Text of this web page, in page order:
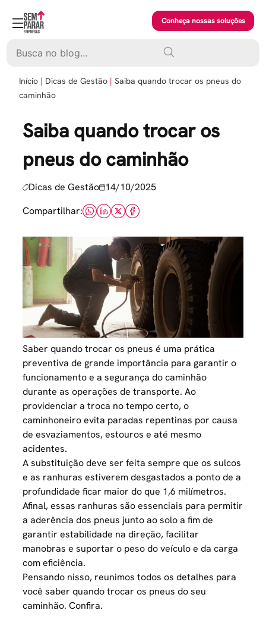
content
Conheça nossas soluções
Início Dicas de Gestão
Saiba quando trocar os pneus do
caminhão
Saiba quando trocar os
pneus do caminhão
Dicas de Gestão 14/10/2025
Compartilhar:
Saber quando trocar os pneus é uma prática
preventiva de grande importância para garantir o
funcionamento e a segurança do caminhão
durante as operações de transporte. Ao
providenciar a troca no tempo certo, o
caminhoneiroevita paradas repentinas por causa
de esvaziamentos, estouros e até mesmo
acidentes.
A substituição deve ser feita sempre que os sulcos
e as ranhuras estiverem desgastados a ponto de a
profundidade ficar maior do que 1,6 milímetros.
Afinal, essas ranhuras são essenciais para permitir
a aderência dos pneus junto ao solo a fim de
garantir estabilidade na direção, facilitar
manobras e suportar o peso do veículo e da carga
com eficiência.
Pensando nisso, reunimos todos os detalhes para
você saber quando trocar os pneus do seu
caminhão. Confira.